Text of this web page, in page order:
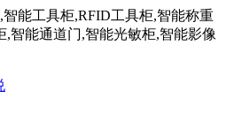
能工具柜,RFID工具柜,智能称重
,智能通道门,智能光敏柜,智能影像